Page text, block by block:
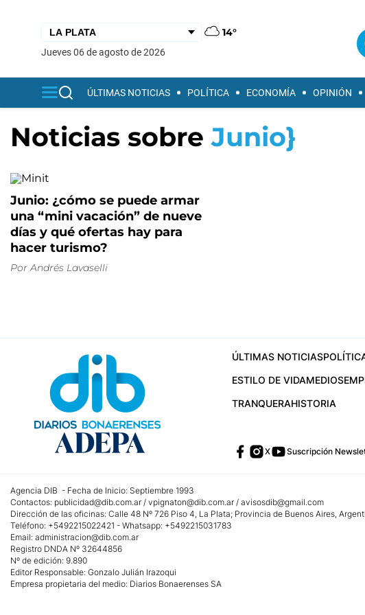
14°
jueves 06 de agosto de 2026
ÚLTIMAS NOTICIAS POLÍTICA ECONOMÍA OPINIÓN
Noticias sobreJunio}
Junio: ¿cómo se puede armar
una “mini vacación” de nueve
días y qué ofertas hay para
hacer turismo?
Por Andrés Lavaselli
ÚLTIMAS NOTICIAS
ESTILO DE VIDAMEDIOS
TRANQUERAHISTORIA
X Suscripción
Agencia DIB - Fecha de Inicio: Septiembre 1993
Contactos: publicidad@dib.com.ar / vpignaton@dib.com.ar / avisosdib@gmail.com
Dirección de las oficinas: Calle 48 Nº 726 Piso 4, La Plata; Provincia de Buenos Aires,
Teléfono: +5492215022421 - Whatsapp: +5492215031783
Email: administracion@dib.com.ar
Registro DNDA Nº 32644856
Nº de edición: 9.890
Editor Responsable: Gonzalo Julián Irazoqui
Empresa propietaria del medio: Diarios Bonaerenses SA